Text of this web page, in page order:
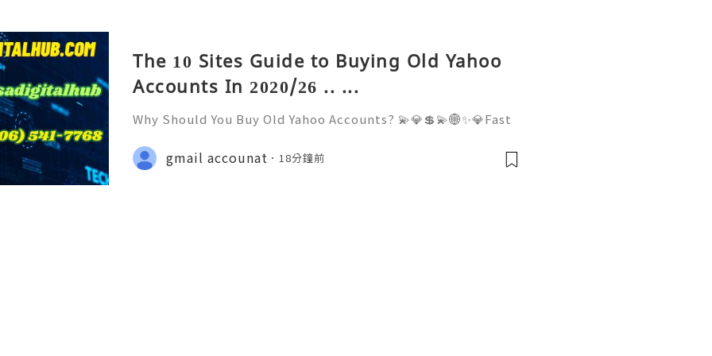
The 10 Sites Guide to Buying Old Yahoo
Accounts In 2020/26 .. ...
Why Should You Buy Old Yahoo Accounts? 💫💎💲💫🌐✨💎Fast
+1 (506) 541-7768 💫💎💲💫🌐✨💎Telegram: @usadigitalhub 💫
💎💲💫🌐✨💎Discord: usadigitalhub 💫💎💲💫🌐✨💎Email:usadi
gmail accounat 18分鐘前